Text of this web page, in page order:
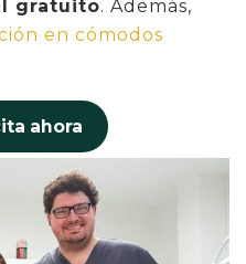
gratuito. Además,
en cómodos
ahora